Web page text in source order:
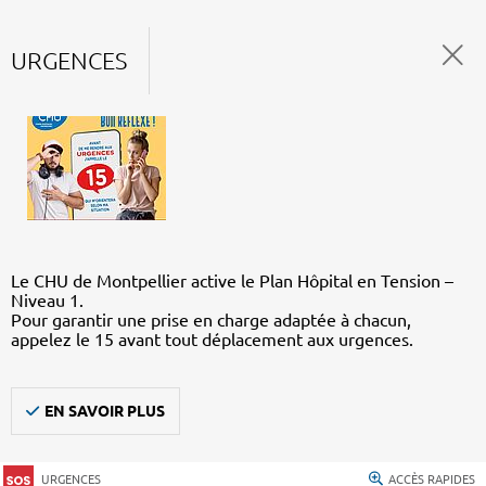
URGENCES
Le CHU de Montpellier active le Plan Hôpital en Tension –
Niveau 1.
Pour garantir une prise en charge adaptée à chacun,
appelez le 15 avant tout déplacement aux urgences.
EN SAVOIR PLUS
URGENCES ACCÈS RAPIDES